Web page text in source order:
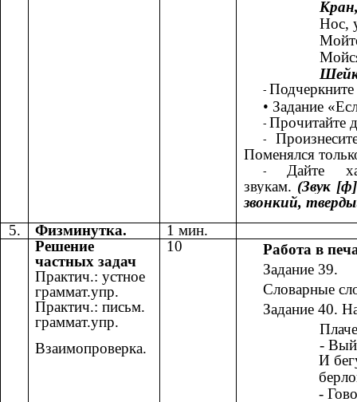
Нос,
• Задание
Прочитайте
Поменялся
Дайте
звукам. (Звук
звонкий,
5.
Физминутка.
1 мин.
Решение
частных задач
Практич.: устное
граммат.упр.
Практич.: письм.
граммат.упр.
Взаимопроверка.
10
Работа в
Задание 39.
Словарные
Задание 40.
-
И
-